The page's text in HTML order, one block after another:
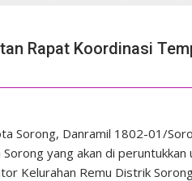
Rapat Koordinasi
Sorong, Danramil 1802-01/
yang akan di
Kelurahan Remu Distrik